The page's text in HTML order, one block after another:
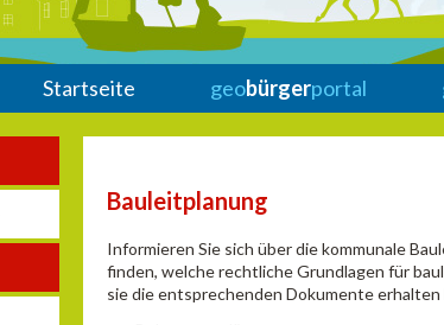
Startseite geobürgerportal
Bauleitplanung
Informieren Sie sich über die kommunale
finden, welche rechtliche Grundlagen für
sie die entsprechenden Dokumente erhalten